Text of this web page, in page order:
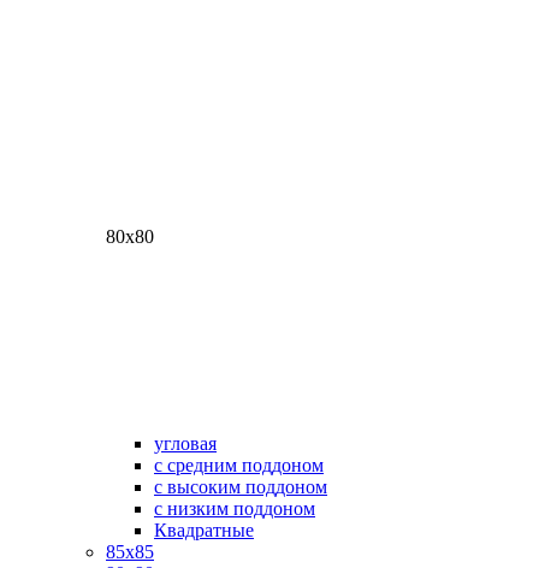
80х80
угловая
с средним поддоном
с высоким поддоном
с низким поддоном
Квадратные
85х85